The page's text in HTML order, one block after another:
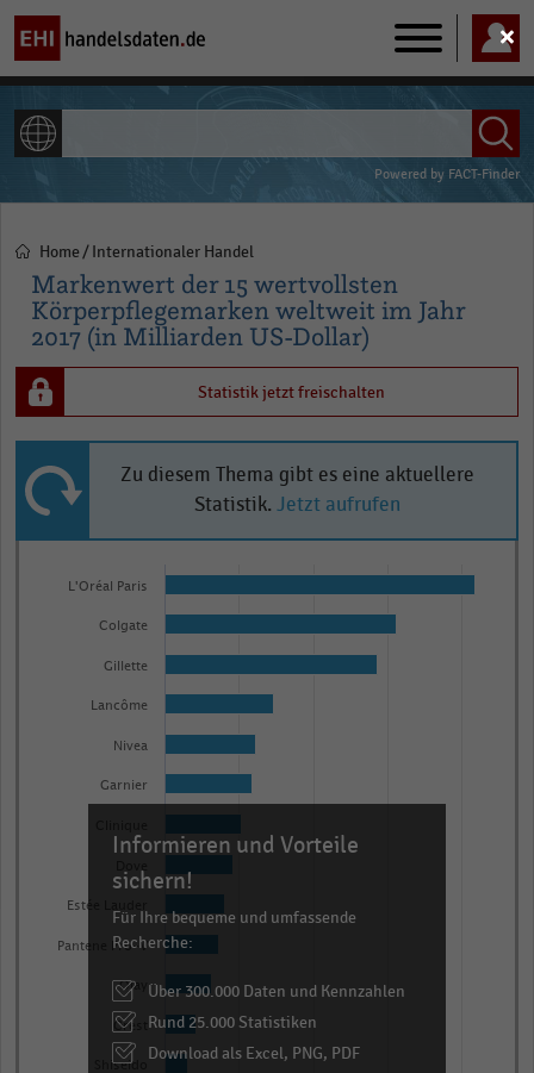
Main
navigation
Powered by FACT-Finder
Pfadnavigation
Home Internationaler Handel
Markenwert der 15 wertvollsten
Körperpflegemarken weltweit im Jahr
2017 (in Milliarden US-Dollar)
Statistik jetzt freischalten
Zu diesem Thema gibt es eine aktuellere
Statistik. Jetzt aufrufen
displaying
categories.
Range:
categories.
graphic.L'Oréal Paris
Colgate
Gillette
Lancôme
Nivea
Garnier
Estée Lauder
Pantene Pro-V
Olay
Crest
Shiseido
Informieren und Vorteile
sichern!
Für Ihre bequeme und umfassende
Recherche:
Über 300.000 Daten und Kennzahlen
Rund 25.000 Statistiken
Download als Excel, PNG, PDF